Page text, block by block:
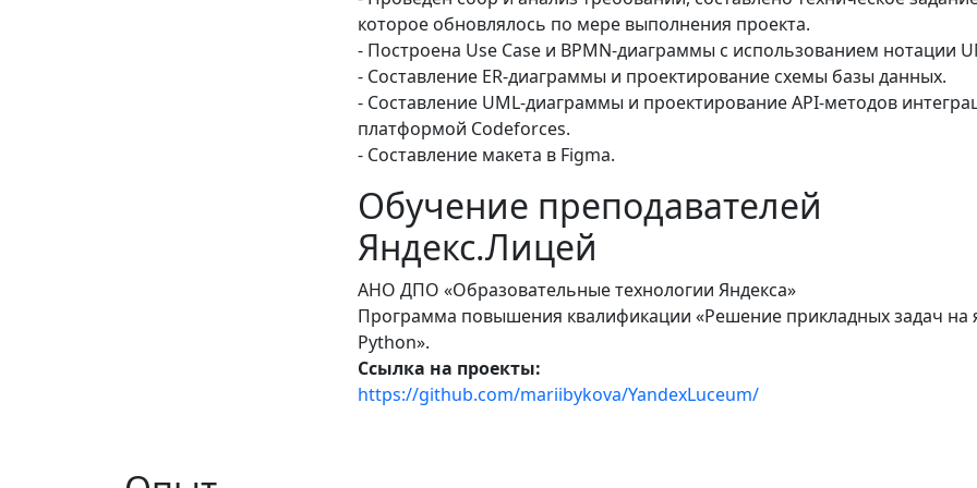
которое обновлялось по мере выполнения проекта.
- Построена Use Case и BPMN-диаграммы с использованием нотации
- Составление ER-диаграммы и проектирование схемы базы данных.
- Составление UML-диаграммы и проектирование API-методов
платформой Codeforces.
- Составление макета в Figma.
Обучение преподавателей
Яндекс.Лицей
АНО ДПО «Образовательные технологии Яндекса»
Программа повышения квалификации «Решение прикладных задач на
Python».
Ссылка на проекты:
https://github.com/mariibykova/YandexLuceum/